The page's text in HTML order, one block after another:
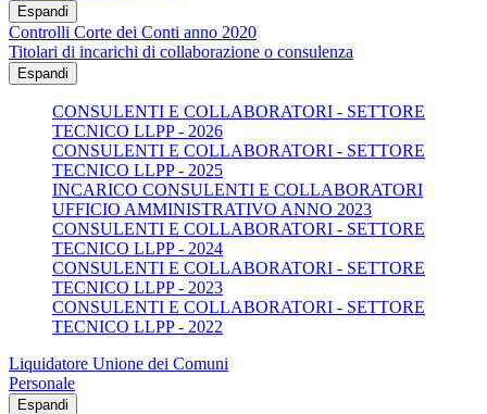
Espandi
Controlli Corte dei Conti anno 2020
Titolari di incarichi di collaborazione o consulenza
Espandi
CONSULENTI E COLLABORATORI - SETTORE
TECNICO LLPP - 2026
CONSULENTI E COLLABORATORI - SETTORE
TECNICO LLPP - 2025
INCARICO CONSULENTI E COLLABORATORI
UFFICIO AMMINISTRATIVO ANNO 2023
CONSULENTI E COLLABORATORI - SETTORE
TECNICO LLPP - 2024
CONSULENTI E COLLABORATORI - SETTORE
TECNICO LLPP - 2023
CONSULENTI E COLLABORATORI - SETTORE
TECNICO LLPP - 2022
Liquidatore Unione dei Comuni
Personale
Espandi